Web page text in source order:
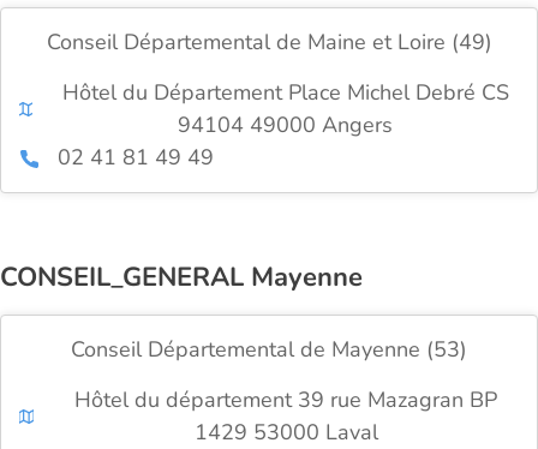
Conseil Départemental de Maine et Loire (49)
Hôtel du Département Place Michel Debré CS
94104 49000 Angers
02 41 81 49 49
CONSEIL_GENERAL Mayenne
Conseil Départemental de Mayenne (53)
Hôtel du département 39 rue Mazagran BP
1429 53000 Laval